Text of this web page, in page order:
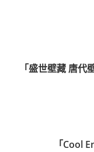
「盛世壁藏 唐
「Cool